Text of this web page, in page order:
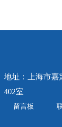
地址：上海市嘉
402室
留言板